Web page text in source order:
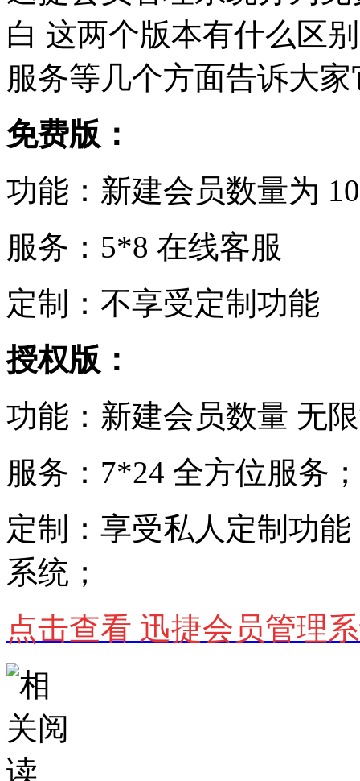
白 这两个版本有什么区
服务等几个方面告诉大
免费版：
功能：新建会员数量为
服务：5*8 在线客服
定制：不享受定制功能
授权版：
功能：新建会员数量 无
服务：7*24 全方位服务；
定制：享受私人定制功
系统；
点击查看 迅捷会员管理